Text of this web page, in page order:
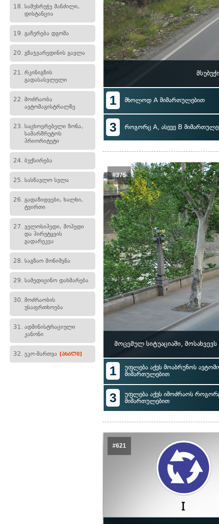
18. სამუხრუჭე მანძილი,
დისტანცია
19. გაჩერება დგომა
20. გზაჯვარედინის გავლა
21. რკინიგზის
გადასასვლელი
22. მოძრაობა
ავტომაგისტრალზე
23. საცხოვრებელი ზონა,
სამარშრუტოს
პრიორიტეტი
24. ბუქსირება
25. სასწავლო სვლა
26. გადაზიდვები, ხალხი,
ტვირთი
27. ველოსიპედი, მოპედი
და პირუტყვის
გადარეკვა
28. საგზაო მონიშვნა
29. სამედიცინო დახმარება
30. მოძრაობის
უსაფრთხოება
31. ადმინისტრაციული
კანონი
32. ეკო-მართვა [ახალი]
1 მხოლოდ A მიმართულებით
3 როგორც A, ასევე B
#375
მოცემულ სიტუაციაში,
1
უფლება აქვს მოაბრუნოს
მიმართულებით
3
უფლება აქვს იმოძრაოს
მიმართულებით
#621